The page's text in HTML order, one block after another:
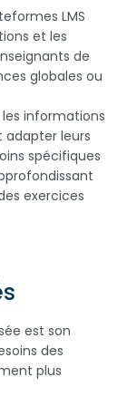
LMS
et les
de
globales ou
les informations
adapter leurs
spécifiques
exercices
est son
des
plus